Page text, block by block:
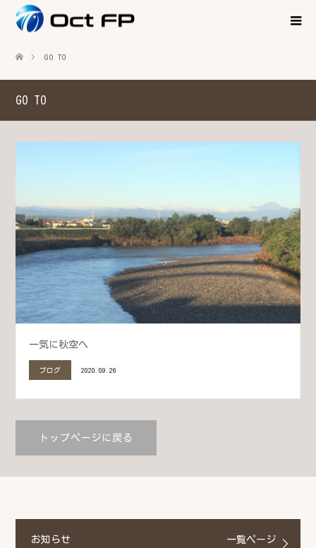
GO TO
GO TO
一気に秋空へ
ブログ 2020.09.26
トップページに戻る
お知らせ 一覧ページ